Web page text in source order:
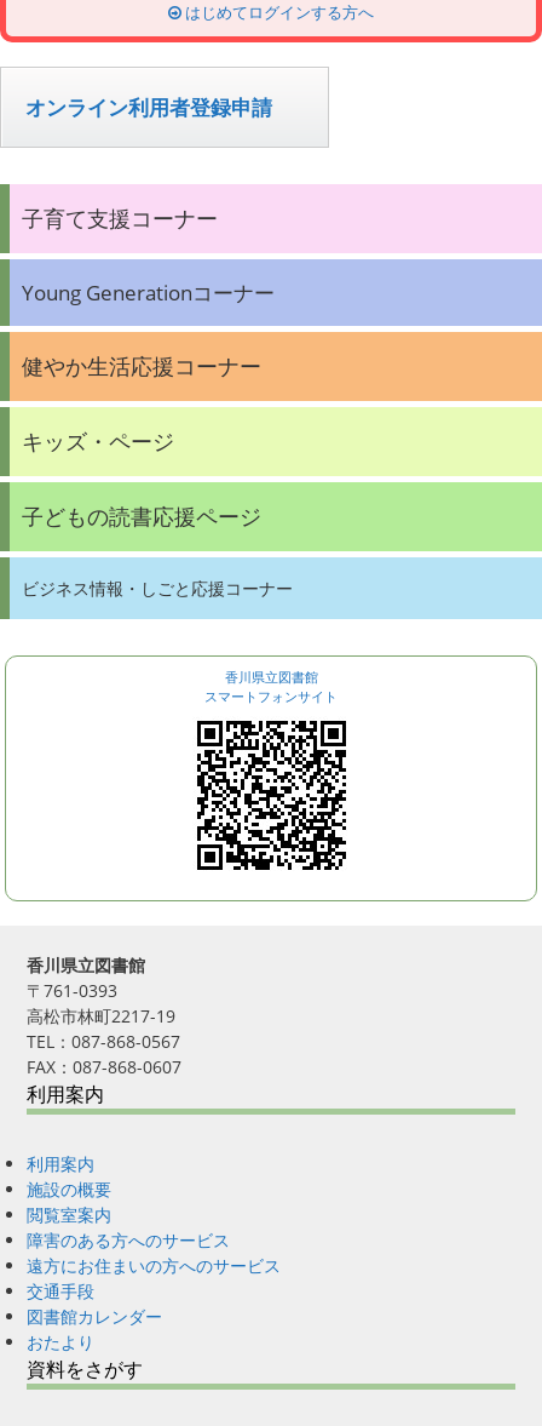
はじめてログインする方へ
オンライン利用者登録申請
子育て支援コーナー
Young Generationコーナー
健やか生活応援コーナー
キッズ・ページ
子どもの読書応援ページ
ビジネス情報・しごと応援コーナー
香川県立図書館
スマートフォンサイト
香川県立図書館
〒761-0393
高松市林町2217-19
TEL：087-868-0567
FAX：087-868-0607
利用案内
利用案内
施設の概要
閲覧室案内
障害のある方へのサービス
遠方にお住まいの方へのサービス
交通手段
図書館カレンダー
おたより
資料をさがす